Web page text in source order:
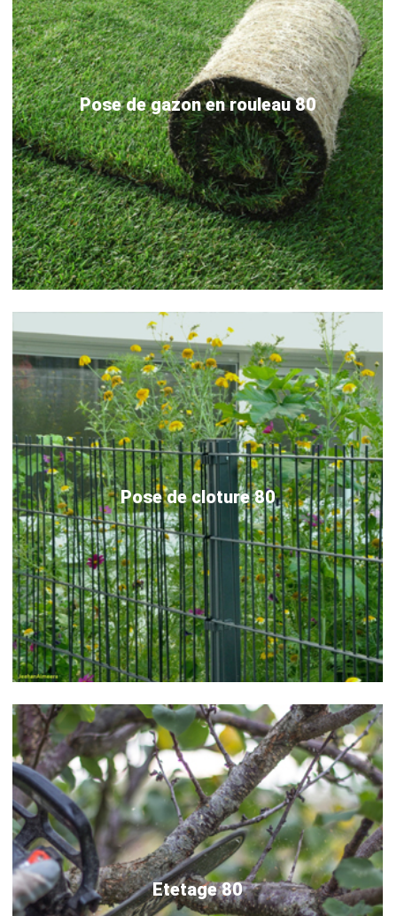
Pose de gazon en rouleau 80
Pose de cloture 80
Etetage 80